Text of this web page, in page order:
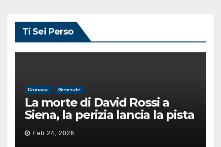
Ti Sei Perso
Cronaca Generale
La morte di David Rossi a
Siena, la perizia lancia la pista
di un’intimidazione finita
male
Feb 24, 2026